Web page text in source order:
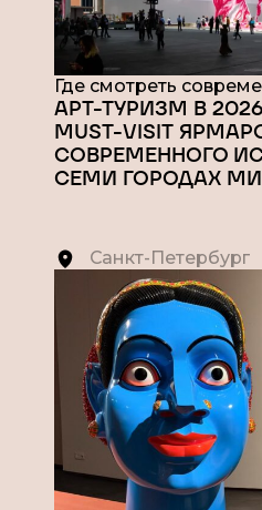
Где смотреть
АРТ-ТУРИЗМ В
MUST-VISIT
СОВРЕМЕННОГО
СЕМИ ГОРОДАХ
Санкт-Петербург